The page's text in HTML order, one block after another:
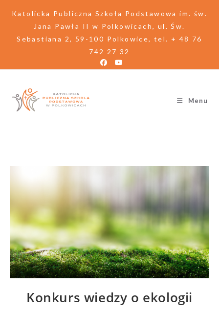
Katolicka Publiczna Szkoła Podstawowa im. św.
Jana Pawła II w Polkowicach, ul. Św.
Sebastiana 2, 59-100 Polkowice, tel. + 48 76
742 27 32
Menu
Konkurs wiedzy o ekologii